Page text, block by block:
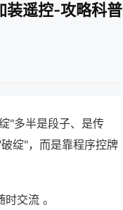
装遥控-攻略科普
"多半是段子、是传
绽"，而是靠程序控牌
交流 。